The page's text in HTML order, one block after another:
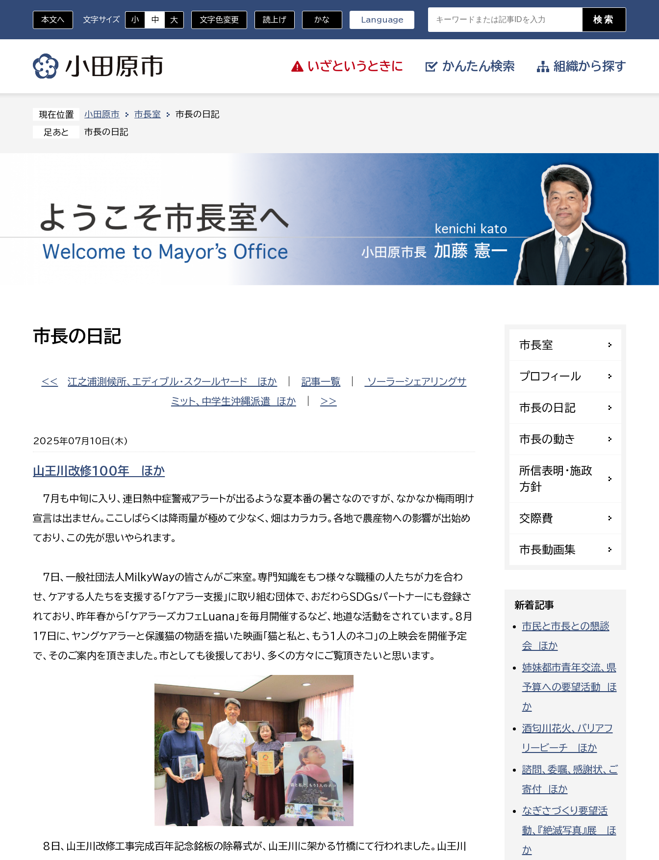
いざと いうときに
いざというときに
防災・ハザードマップ 避難場所 消防
かんたん検索
対象者を選択
小・中学生
高校生・大学生など
若者
障がい者
傷病者
ペット
防災・安全
福祉・健康
環境・エネルギー
文化・生涯学習
市民活動・地域づくり
病院
届け出や申請をしたい
証明書がほしい
相談をしたい
支払いをしたい
働きたい
小田原のことを知りたい
イベント・講座などに参加したい
まちづくりに関わりたい
組織から探す
組織から探す
部に属さない室
デジタル推進課
市民税課
地域安全課
スポーツ課
環境保護課
生活援護課
障がい福祉課
保険課
健康づくり課
水産海浜課
都市計画課
地域交通課
開発審査課
建設政策課
国県事業推進課
土木管理課
道水路整備課
みどり公園課
出納室
患者サポートセンター
病院管理局：経営管理課
病院管理局：施設用度課
病院管理局：医事課
予防課
情報司令課
消防課
警防第1課
警防第2課
教育部
教育総務課
保健給食課
教育指導課
選挙管理委員会事務局
監査事務局
監査事務局
農業委員会事務局 議会局
本文へ 文字サイズ 小 中 大 文字色変更 読上げ かな Language
現在位置 小田原市 市長室 市長の日記
足あと 市長の日記
市長の日記
<< 江之浦測候所、エディブル・スクールヤード ほか 記事一覧
ソーラーシェアリングサ
ミット、中学生沖縄派遣 ほか
>>
2025年07月10日(木)
山王川改修100年 ほか
7月も中旬に入り、連日熱中症警戒アラートが出るような夏本番の暑さなのですが、なかなか梅雨明け
宣言は出ません。ここしばらくは降雨量が極めて少なく、畑はカラカラ。各地で農産物への影響が出始め
ており、この先が思いやられます。
7日、一般社団法人MilkyWayの皆さんがご来室。専門知識をもつ様々な職種の人たちが力を合わ
せ、ケアする人たちを支援する「ケアラー支援」に取り組む団体で、おだわらSDGsパートナーにも登録さ
れており、昨年春から「ケアラーズカフェLuana」を毎月開催するなど、地道な活動をされています。8月
17日に、ヤングケアラーと保護猫の物語を描いた映画「猫と私と、もう1人のネコ」の上映会を開催予定
で、そのご案内を頂きました。市としても後援しており、多くの方々にご覧頂きたいと思います。
8日、山王川改修工事完成百年記念銘板の除幕式が、山王川に架かる竹橋にて行われました。山王川
市長室
プロフィール
市長の日記
市長の動き
所信表明・施政
方針
交際費
市長動画集
新着記事
市民と市長との懇談
会 ほか
姉妹都市青年交流、県
予算への要望活動 ほ
か
酒匂川花火、バリアフ
リービーチ ほか
諮問、委嘱、感謝状、ご
寄付 ほか
なぎさづくり要望活
動、『絶滅写真』展 ほ
か